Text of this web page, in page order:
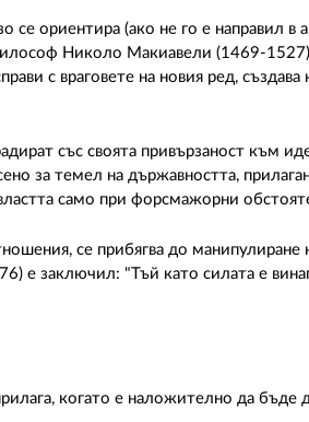
ориентира (ако не го е направил в
Николо Макиавели (1469-
с враговете на новия ред, създава
със своята привързаност към
за темел на държавността,
само при форсмажорни
се прибягва до манипулиране
заключил: "Тъй като силата е
когато е наложително да бъде